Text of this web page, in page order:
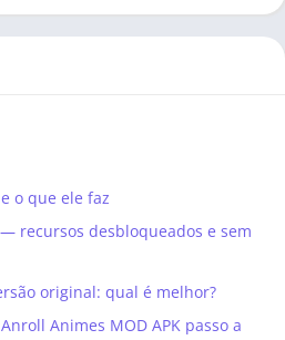
o que ele faz
recursos desbloqueados e sem
original: qual é melhor?
Animes MOD APK passo a